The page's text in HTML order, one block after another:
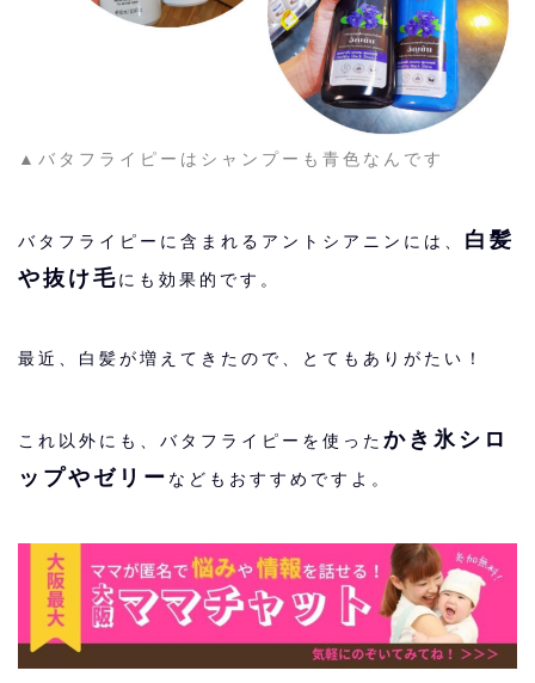
▲バタフライピーはシャンプーも青色なんです
バタフライピーに含まれるアントシアニンには、 白髪
や抜け毛にも効果的です。
最近、白髪が増えてきたので、とてもありがたい！
これ以外にも、バタフライピーを使った かき氷シロ
ップやゼリー などもおすすめですよ。